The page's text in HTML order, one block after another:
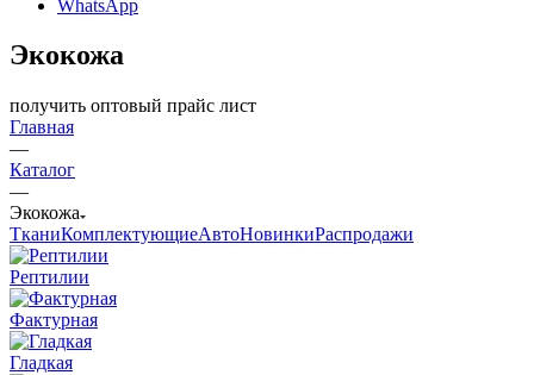
WhatsApp
Экокожа
получить оптовый прайс лист
Главная
—
Каталог
—
Экокожа
ТканиКомплектующиеАвтоНовинкиРаспродажи
Рептилии
Фактурная
Гладкая